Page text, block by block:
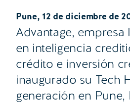
Pune, 12 de diciembre de
Advantage,
en inteligencia
crédito e inversión
inaugurado su Tech
generación en Pune,